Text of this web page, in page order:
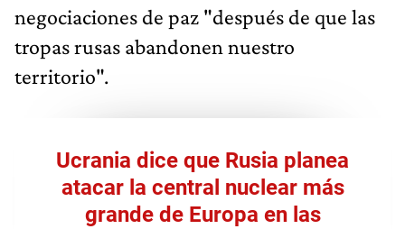
negociaciones de paz "después de que las
tropas rusas abandonen nuestro
territorio".
Ucrania dice que Rusia planea
atacar la central nuclear más
grande de Europa en las